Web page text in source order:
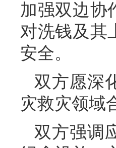
加强双边协
对洗钱及其
安全。
双方愿深
灾救灾领域
双方强调